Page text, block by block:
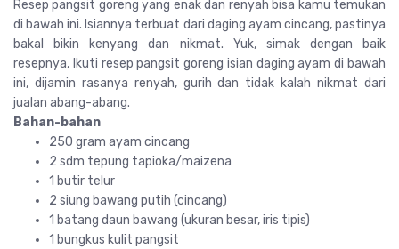
Resep pangsit goreng yang enak dan renyah bisa kamu temukan
di bawah ini. Isiannya terbuat dari daging ayam cincang, pastinya
bakal bikin kenyang dan nikmat. Yuk, simak dengan baik
resepnya, Ikuti resep pangsit goreng isian daging ayam di bawah
ini, dijamin rasanya renyah, gurih dan tidak kalah nikmat dari
jualan abang-abang.
Bahan-bahan
250 gram ayam cincang
2 sdm tepung tapioka/maizena
1 butir telur
2 siung bawang putih (cincang)
1 batang daun bawang (ukuran besar, iris tipis)
1 bungkus kulit pangsit